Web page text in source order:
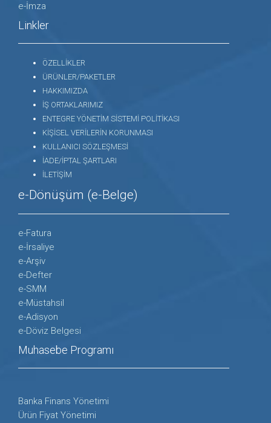
e-İmza
Linkler
ÖZELLİKLER
ÜRÜNLER/PAKETLER
HAKKIMIZDA
İŞ ORTAKLARIMIZ
ENTEGRE YÖNETİM SİSTEMİ POLİTİKASI
KİŞİSEL VERİLERİN KORUNMASI
KULLANICI SÖZLEŞMESİ
İADE/İPTAL ŞARTLARI
İLETİŞİM
e-Dönüşüm (e-Belge)
e-Fatura
e-İrsaliye
e-Arşiv
e-Defter
e-SMM
e-Müstahsil
e-Adisyon
e-Döviz Belgesi
Muhasebe Programı
Banka Finans Yönetimi
Ürün Fiyat Yönetimi